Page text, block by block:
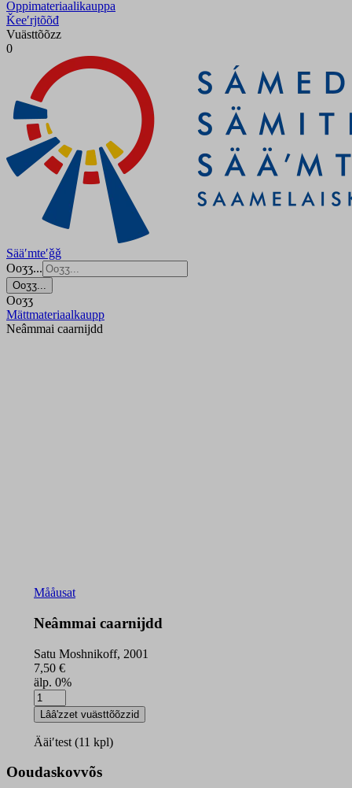
Oppimateriaalikauppa
Ǩeeʹrjtõõđ
Vuästtõõzz
0
Sääʹmteʹǧǧ
Ooʒʒ...
Ooʒʒ...
Ooʒʒ
Mättmateriaalkaupp
Neâmmai caarnijdd
Mååusat
Neâmmai caarnijdd
Satu Moshnikoff, 2001
7,50 €
älp. 0%
Neâmmai
caarnijdd
quantity
Lââʹzzet vuästtõõzzid
Ääiʹtest (11 kpl)
Ooudaskovvõs